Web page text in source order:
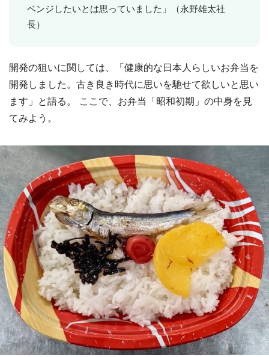
ベンジしたいとは思っていました」（永野雄太社
長）
開発の狙いに関しては、「健康的な日本人らしいお弁当を
開発しました。古き良き時代に思いを馳せて欲しいと思い
ます」と語る。 ここで、お弁当「昭和初期」の中身を見
てみよう。